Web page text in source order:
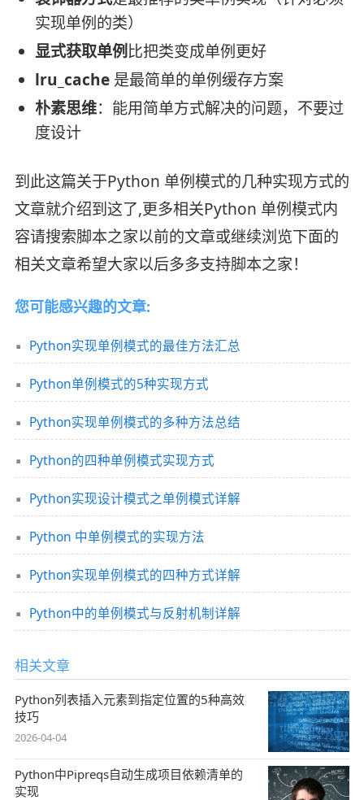
实现单例的类）
显式获取单例比把类变成单例更好
lru_cache是最简单的单例缓存方案
朴素思维：能用简单方式解决的问题，不要过
度设计
到此这篇关于Python 单例模式的几种实现方式的
文章就介绍到这了,更多相关Python 单例模式内
容请搜索脚本之家以前的文章或继续浏览下面的
相关文章希望大家以后多多支持脚本之家！
您可能感兴趣的文章:
Python实现单例模式的最佳方法汇总
Python单例模式的5种实现方式
Python实现单例模式的多种方法总结
Python的四种单例模式实现方式
Python实现设计模式之单例模式详解
Python 中单例模式的实现方法
Python实现单例模式的四种方式详解
Python中的单例模式与反射机制详解
相关文章
Python列表插入元素到指定位置的5种高效
技巧
2026-04-04
Python中Pipreqs自动生成项目依赖清单的
实现